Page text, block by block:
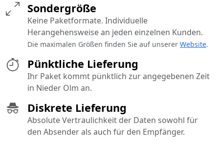
Pünktliche Lieferung
Ihr Paket kommt pünktlich zur angegebenen Zeit
in Nieder Olm an.
Diskrete Lieferung
Absolute Vertraulichkeit der Daten sowohl für
den Absender als auch für den Empfänger.
Sondergröße
Keine Paketformate. Individuelle
Herangehensweise an jeden einzelnen Kunden.
Die maximalen Größen finden Sie auf unserer Website.